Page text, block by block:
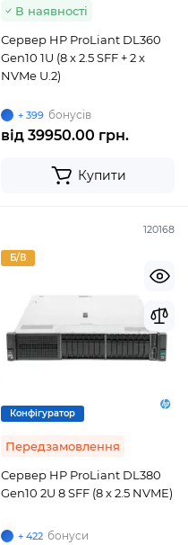
В наявності
Сервер HP ProLiant DL360
Gen10 1U (8 x 2.5 SFF + 2 x
NVMe U.2)
+ 399 бонусів
від 39950.00 грн.
Купити
120168
Б/В
Конфігуратор
Передзамовлення
Сервер HP ProLiant DL380
Gen10 2U 8 SFF (8 x 2.5 NVME)
+ 422 бонуси